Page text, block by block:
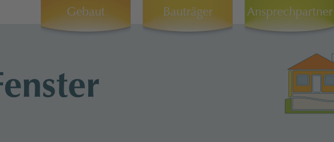
Gebaut Bauträger Ansprechpartner